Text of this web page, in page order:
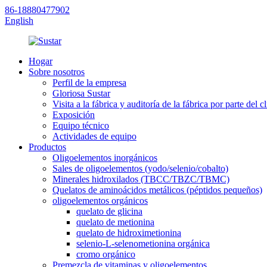
86-18880477902
English
Hogar
Sobre nosotros
Perfil de la empresa
Gloriosa Sustar
Visita a la fábrica y auditoría de la fábrica por parte del
Exposición
Equipo técnico
Actividades de equipo
Productos
Oligoelementos inorgánicos
Sales de oligoelementos (yodo/selenio/cobalto)
Minerales hidroxilados (TBCC/TBZC/TBMC)
Quelatos de aminoácidos metálicos (péptidos pequeños)
oligoelementos orgánicos
quelato de glicina
quelato de metionina
quelato de hidroximetionina
selenio-L-selenometionina orgánica
cromo orgánico
Premezcla de vitaminas y oligoelementos